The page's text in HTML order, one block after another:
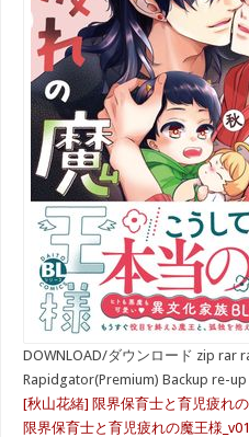
DOWNLOAD/ダウンロード zip rar
Rapidgator(Premium) Backup re-
[秋山花緒] 限界保育士と育児疲れ
限界保育士と育児疲れの魔王様